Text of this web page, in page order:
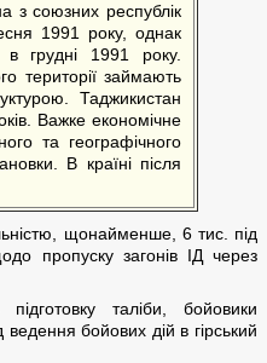
союзних республік
1991 року, однак
в грудні 1991 року.
території займають
Таджикистан
Важке економічне
та географічного
В країні після
щонайменше, 6 тис. під
пропуску загонів ІД через
таліби, бойовики
бойових дій в гірський